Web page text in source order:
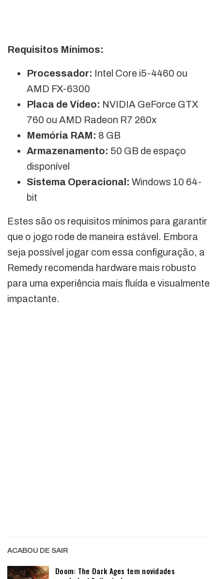
Requisitos Mínimos:
Processador: Intel Core i5-4460 ou
AMD FX-6300
Placa de Vídeo: NVIDIA GeForce GTX
760 ou AMD Radeon R7 260x
Memória RAM: 8 GB
Armazenamento: 50 GB de espaço
disponível
Sistema Operacional: Windows 10 64-
bit
Estes são os requisitos mínimos para garantir
que o jogo rode de maneira estável. Embora
seja possível jogar com essa configuração, a
Remedy recomenda hardware mais robusto
para uma experiência mais fluída e visualmente
impactante.
ACABOU DE SAIR
Doom: The Dark Ages tem novidades